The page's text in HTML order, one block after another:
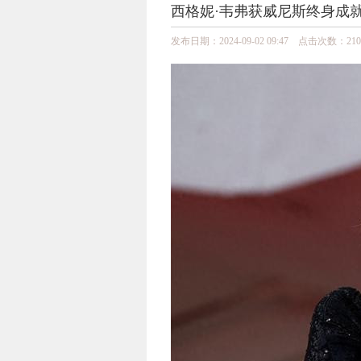
西格妮·韦弗获威尼斯终身成
发布日期：2024-09-02 09:47 点击次数：210